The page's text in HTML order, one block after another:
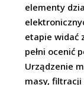
elementy
etapie widać
pełni ocenić
Urządzenie
masy, filtracji